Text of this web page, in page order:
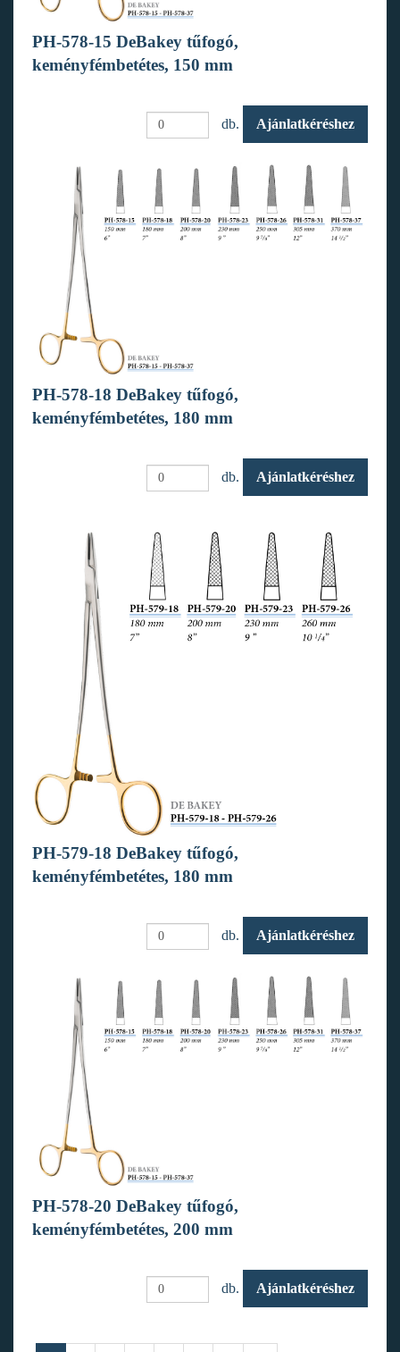
PH-578-15 DeBakey tűfogó,
keményfémbetétes, 150 mm
db. Ajánlatkéréshez
PH-578-18 DeBakey tűfogó,
keményfémbetétes, 180 mm
db. Ajánlatkéréshez
PH-579-18 DeBakey tűfogó,
keményfémbetétes, 180 mm
db. Ajánlatkéréshez
PH-578-20 DeBakey tűfogó,
keményfémbetétes, 200 mm
db. Ajánlatkéréshez